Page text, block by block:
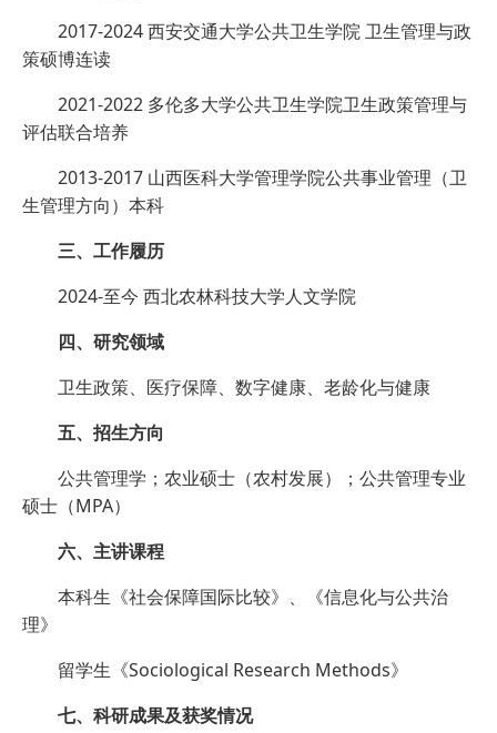
2017-2024 西安交通大学公共卫生学院 卫生管理与政
策硕博连读
2021-2022 多伦多大学公共卫生学院卫生政策管理与
评估联合培养
2013-2017 山西医科大学管理学院公共事业管理（卫
生管理方向）本科
三、工作履历
2024-至今 西北农林科技大学人文学院
四、研究领域
卫生政策、医疗保障、数字健康、老龄化与健康
五、招生方向
公共管理学；农业硕士（农村发展）；公共管理专业
硕士（MPA）
六、主讲课程
本科生《社会保障国际比较》、《信息化与公共治
理》
留学生《Sociological Research Methods》
七、科研成果及获奖情况